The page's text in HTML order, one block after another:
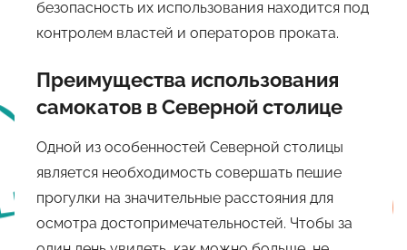
безопасность их использования находится под
контролем властей и операторов проката.
Преимущества использования
самокатов в Северной столице
Одной из особенностей Северной столицы
является необходимость совершать пешие
прогулки на значительные расстояния для
осмотра достопримечательностей. Чтобы за